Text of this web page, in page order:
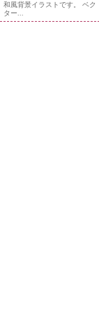
和風背景イラストです。 ベク
ター...